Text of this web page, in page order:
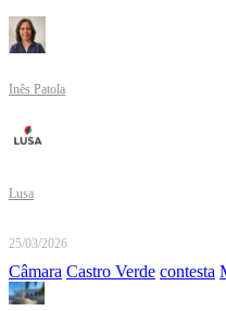
Inês Patola
Lusa
25/03/2026
Câmara Castro Verde contesta